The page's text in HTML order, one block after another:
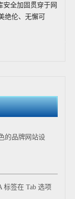
安全加固贯穿于网
绝伦、无懈可
的品牌网站设
标签在 Tab 选项